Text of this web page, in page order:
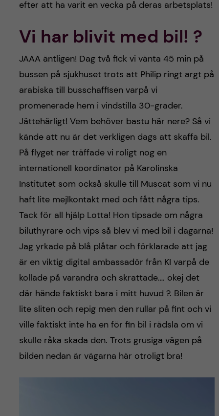
efter att ha varit en vecka på deras arbetsplats!
Vi har blivit med bil! ?
JAAA äntligen! Dag två fick vi vänta 45 min på
bussen på sjukhuset trots att Philip ringt argt på
arabiska till busschaffisen varpå vi
promenerade hem i vindstilla 30-grader.
Jättehärligt! Vem behöver bastu här nere? Så vi
kände att nu är det verkligen dags att skaffa bil.
På flyget ner träffade vi roligt nog en
internationell koordinator på Karolinska
Institutet som också skulle till Muscat som vi nu
haft lite mejlkontakt med och fått några tips.
Tack för all hjälp Lotta! Hon tipsade om några
biluthyrare och vips så blev vi med bil i dagarna!
Jag yrkade på blå plåtar och förklarade att jag
är en viktig digital ambassadör från KI varpå de
kollade på varandra och skrattade…. okej det
där hände faktiskt bara i mitt huvud ?. Bilen är
lite sliten och repig men den rullar på fint och vi
ville faktiskt inte ha en för fin bil i rädsla om vi
skulle råka skada den. Trots grusiga vägen på
bilden nedan är vägarna här otroligt bra!